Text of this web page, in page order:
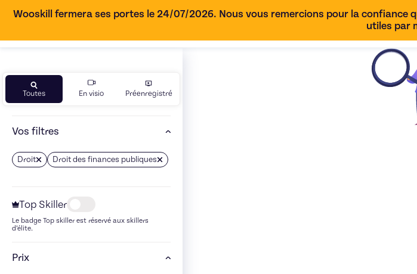
Wooskill fermera ses portes le 24/07/2026. Nous vous remercions pour la
utiles par
Toutes En visio Préenregistré
Vos filtres
Droit Droit des finances publiques
Top Skiller
Le badge Top skiller est réservé aux skillers
d’élite.
Prix